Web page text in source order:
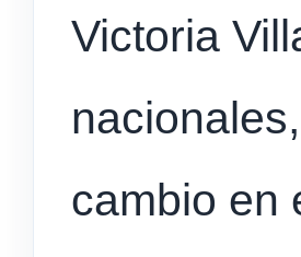
Victoria
cambio en